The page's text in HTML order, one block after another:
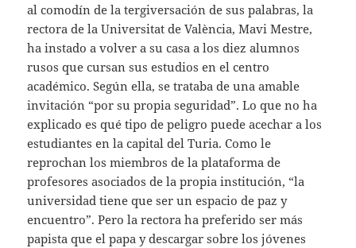
al comodín de la tergiversación de sus palabras, la
rectora de la Universitat de València, Mavi Mestre,
ha instado a volver a su casa a los diez alumnos
rusos que cursan sus estudios en el centro
académico. Según ella, se trataba de una amable
invitación “por su propia seguridad”. Lo que no ha
explicado es qué tipo de peligro puede acechar a los
estudiantes en la capital del Turia. Como le
reprochan los miembros de la plataforma de
profesores asociados de la propia institución, “la
universidad tiene que ser un espacio de paz y
encuentro”. Pero la rectora ha preferido ser más
papista que el papa y descargar sobre los jóvenes